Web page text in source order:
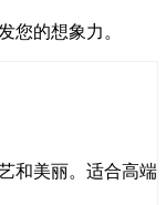
您的想象力。
和美丽。适合高端